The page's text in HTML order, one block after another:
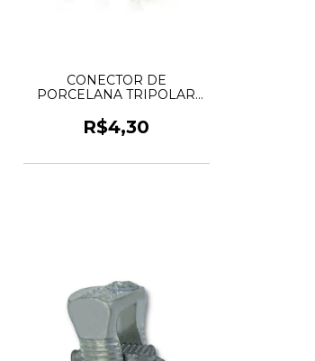
CONECTOR DE
PORCELANA TRIPOLAR
R$4,30